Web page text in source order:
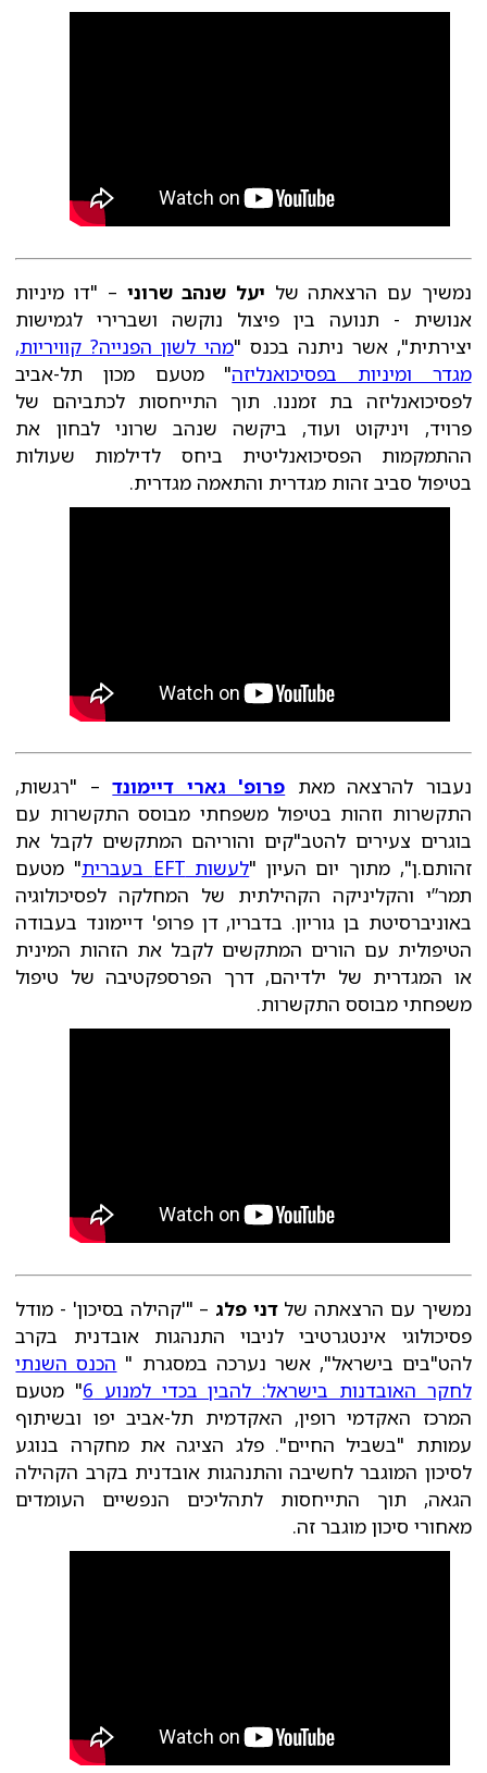
נמשיך עם הרצאתה של יעל שנהב שרוני – "דו מיניות
אנושית - תנועה בין פיצול נוקשה ושברירי לגמישות
יצירתית", אשר ניתנה בכנס "מהי לשון הפנייה? קוויריות,
מגדר ומיניות בפסיכואנליזה" מטעם מכון תל-אביב
לפסיכואנליזה בת זמננו. תוך התייחסות לכתביהם של
פרויד, ויניקוט ועוד, ביקשה שנהב שרוני לבחון את
ההתמקמות הפסיכואנליטית ביחס לדילמות שעולות
בטיפול סביב זהות מגדרית והתאמה מגדרית.
נעבור להרצאה מאת פרופ' גארי דיימונד– "רגשות,
התקשרות וזהות בטיפול משפחתי מבוסס התקשרות עם
בוגרים צעירים להטב"קים והוריהם המתקשים לקבל את
זהותם.ן", מתוך יום העיון "לעשות EFT בעברית
" מטעם
תמר”י והקליניקה הקהילתית של המחלקה לפסיכולוגיה
באוניברסיטת בן גוריון. בדבריו, דן פרופ' דיימונד בעבודה
הטיפולית עם הורים המתקשים לקבל את הזהות המינית
או המגדרית של ילדיהם, דרך הפרספקטיבה של טיפול
משפחתי מבוסס התקשרות.
נמשיך עם הרצאתה שלדני פלג – "'קהילה בסיכון' - מודל
פסיכולוגי אינטגרטיבי לניבוי התנהגות אובדנית בקרב
להט"בים בישראל", אשר נערכה במסגרת " הכנס השנתי
לחקר האובדנות בישראל: להבין בכדי למנוע 6
" מטעם
המרכז האקדמי רופין, האקדמית תל-אביב יפו ובשיתוף
עמותת "בשביל החיים". פלג הציגה את מחקרה בנוגע
לסיכון המוגבר לחשיבה והתנהגות אובדנית בקרב הקהילה
הגאה, תוך התייחסות לתהליכים הנפשיים העומדים
מאחורי סיכון מוגבר זה.